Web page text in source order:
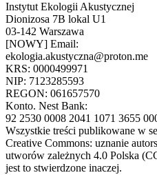
Instytut Ekologii Akustycznej
Dionizosa 7B lokal U1
03-142 Warszawa
[NOWY] Email:
ekologia.akustyczna@proton.me
KRS: 0000499971
NIP: 7123285593
REGON: 061657570
Konto. Nest Bank:
92 2530 0008 2041 1071 3655
Wszystkie treści publikowane w
Creative Commons: uznanie
utworów zależnych 4.0 Polska
jest to stwierdzone inaczej.